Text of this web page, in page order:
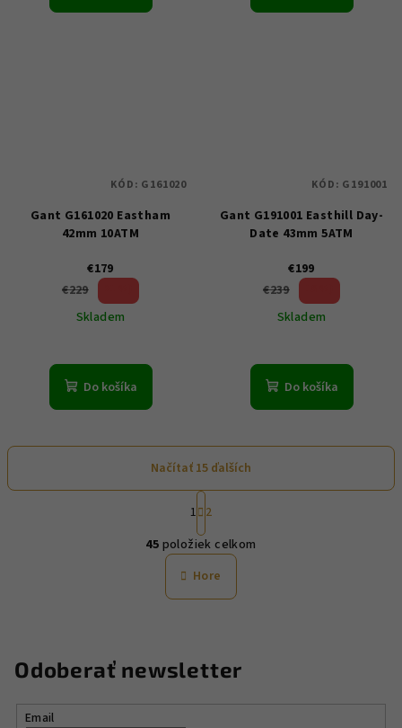
Gant G161020 Eastham
42mm 10ATM
€179
€229
Skladem
Do košíka
KÓD: G161020
Gant G191001 Easthill Day-
Date 43mm 5ATM
€199
€239
Skladem
Do košíka
KÓD: G191001
O
v
l
á
i
Načítať 15 ďalších
S
t
r
á
n
k
o
i
e
1 2
45 položiek celkom
Hore
Odoberať newsletter
Email